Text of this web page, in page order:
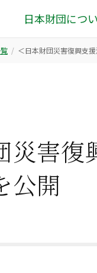
日本財団につ
＜日本財団災害復興支
災害復
公開